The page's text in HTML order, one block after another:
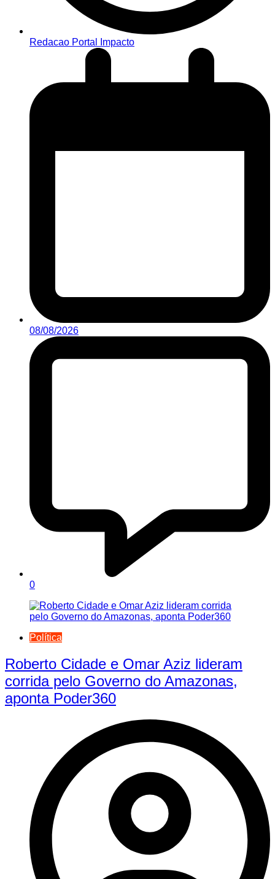
Redacao Portal Impacto
08/08/2026
0
Política
Roberto Cidade e Omar Aziz lideram
corrida pelo Governo do Amazonas,
aponta Poder360